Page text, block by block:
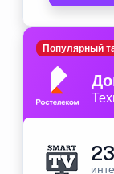
Популярный